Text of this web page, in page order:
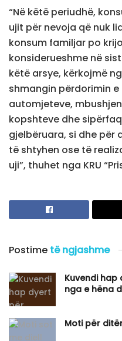
“Në këtë periudhë,
ujit për nevoja që nuk
konsum familjar po
konsiderueshme në
këtë arsye, kërkojmë
shmangin përdorimin
automjeteve,
kopshteve dhe
gjelbëruara, si dhe për
të shtyhen ose të
uji”, thuhet nga KRU
Postime të ngjashme
Kuvendi
nga e hëna
Moti për